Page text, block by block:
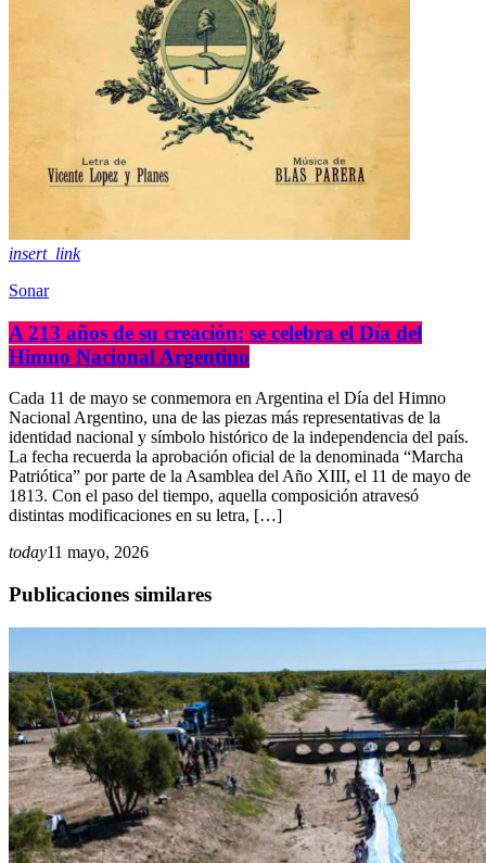
insert_link
Sonar
A 213 años de su creación: se celebra el Día del
Himno Nacional Argentino
Cada 11 de mayo se conmemora en Argentina el Día del Himno
Nacional Argentino, una de las piezas más representativas de la
identidad nacional y símbolo histórico de la independencia del país.
La fecha recuerda la aprobación oficial de la denominada “Marcha
Patriótica” por parte de la Asamblea del Año XIII, el 11 de mayo de
1813. Con el paso del tiempo, aquella composición atravesó
distintas modificaciones en su letra, […]
today11 mayo, 2026
Publicaciones similares